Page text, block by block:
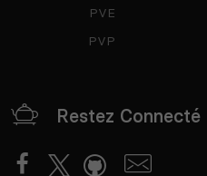
PVE
PVP
Restez Connecté